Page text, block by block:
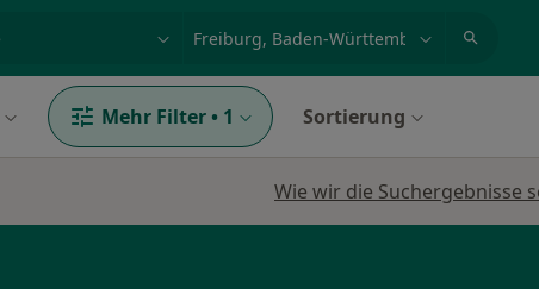
Mehr Filter • 1 Sortierung
Wie wir die Suchergebnisse